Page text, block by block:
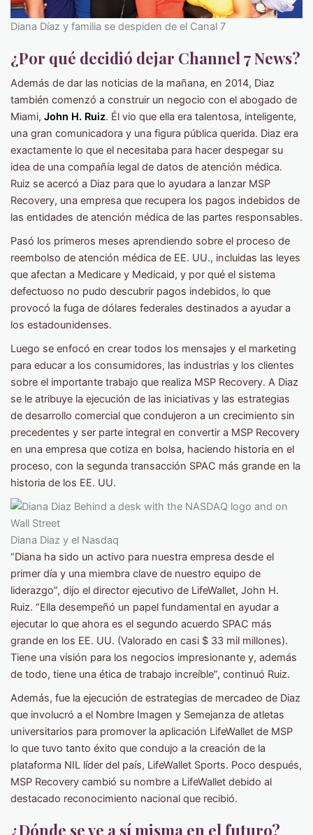
Diana Díaz y familia se despiden de el Canal 7
¿Por qué decidió dejar Channel 7 News?
Además de dar las noticias de la mañana, en 2014, Diaz
también comenzó a construir un negocio con el abogado de
Miami, John H. Ruiz. Él vio que ella era talentosa, inteligente,
una gran comunicadora y una figura pública querida. Diaz era
exactamente lo que el necesitaba para hacer despegar su
idea de una compañía legal de datos de atención médica.
Ruiz se acercó a Diaz para que lo ayudara a lanzar MSP
Recovery, una empresa que recupera los pagos indebidos de
las entidades de atención médica de las partes responsables.
Pasó los primeros meses aprendiendo sobre el proceso de
reembolso de atención médica de EE. UU., incluidas las leyes
que afectan a Medicare y Medicaid, y por qué el sistema
defectuoso no pudo descubrir pagos indebidos, lo que
provocó la fuga de dólares federales destinados a ayudar a
los estadounidenses.
Luego se enfocó en crear todos los mensajes y el marketing
para educar a los consumidores, las industrias y los clientes
sobre el importante trabajo que realiza MSP Recovery. A Diaz
se le atribuye la ejecución de las iniciativas y las estrategias
de desarrollo comercial que condujeron a un crecimiento sin
precedentes y ser parte integral en convertir a MSP Recovery
en una empresa que cotiza en bolsa, haciendo historia en el
proceso, con la segunda transacción SPAC más grande en la
historia de los EE. UU.
Diana Diaz y el Nasdaq
“Diana ha sido un activo para nuestra empresa desde el
primer día y una miembra clave de nuestro equipo de
liderazgo”, dijo el director ejecutivo de LifeWallet, John H.
Ruiz. “Ella desempeñó un papel fundamental en ayudar a
ejecutar lo que ahora es el segundo acuerdo SPAC más
grande en los EE. UU. (Valorado en casi $ 33 mil millones).
Tiene una visión para los negocios impresionante y, además
de todo, tiene una ética de trabajo increíble”, continuó Ruiz.
Además, fue la ejecución de estrategias de mercadeo de Diaz
que involucró a el Nombre Imagen y Semejanza de atletas
universitarios para promover la aplicación LifeWallet de MSP
lo que tuvo tanto éxito que condujo a la creación de la
plataforma NIL líder del país, LifeWallet Sports. Poco después,
MSP Recovery cambió su nombre a LifeWallet debido al
destacado reconocimiento nacional que recibió.
¿Dónde se ve a sí misma en el futuro?